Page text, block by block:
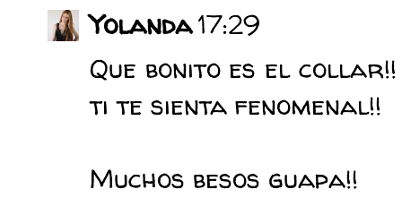
Yolanda17:29
Que bonito es el
ti te sienta fenomenal!!
Muchos besos guapa!!